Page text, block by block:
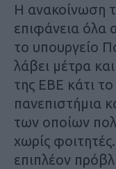
Η ανακοίνωση
επιφάνεια όλα
το υπουργείο
λάβει μέτρα
της ΕΒΕ κάτι
πανεπιστήμια
των οποίων
χωρίς
επιπλέον